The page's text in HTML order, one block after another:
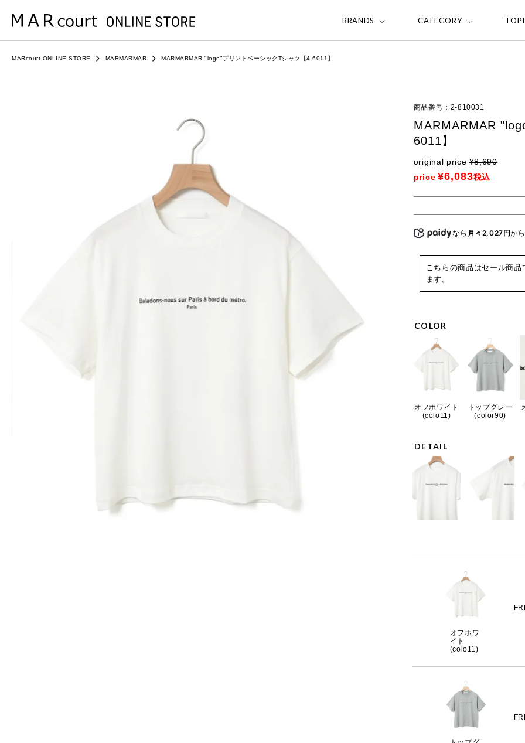
BRANDS CATEGORY
MARcourt ONLINE STORE MARMARMAR MARMARMAR "logo"プリントベーシックTシャツ【4-6011】
COLOR
オフホワイト
(colo11)
トップグレー
(color90)
DETAIL
商品番号 2-810031
MARMARMAR
6011】
original price ¥8,690
price ¥6,083税込
なら 月々2,027円か
こちらの商品はセール商
ます。
オフホワ
イト
(colo11)